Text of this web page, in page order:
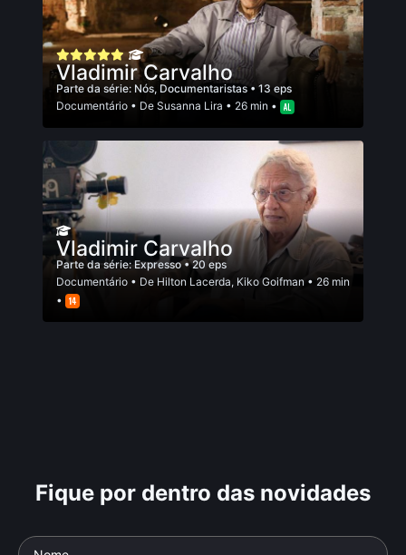
Vladimir Carvalho
Parte da série: Nós, Documentaristas• 13 eps
Documentário • De Susanna Lira • 26 min •
Vladimir Carvalho
Parte da série:Expresso• 20 eps
Documentário • De Hilton Lacerda, Kiko Goifman • 26 min
•
Fique por dentro das novidades